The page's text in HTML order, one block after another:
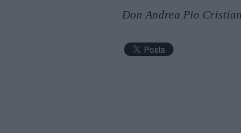
Don Andrea Pio